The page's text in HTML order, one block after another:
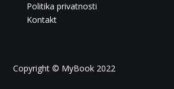
Politika privatnosti
Kontakt
Copyright © MyBook 2022